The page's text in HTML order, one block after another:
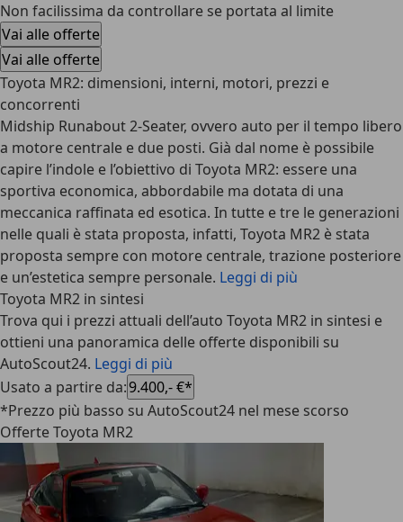
Non facilissima da controllare se portata al limite
Vai alle offerte
Vai alle offerte
Toyota MR2: dimensioni, interni, motori, prezzi e
concorrenti
Midship Runabout 2-Seater, ovvero auto per il tempo libero
a motore centrale e due posti. Già dal nome è possibile
capire l’indole e l’obiettivo di Toyota MR2: essere una
sportiva economica, abbordabile ma dotata di una
meccanica raffinata ed esotica. In tutte e tre le generazioni
nelle quali è stata proposta, infatti, Toyota MR2 è stata
proposta sempre con motore centrale, trazione posteriore
e un’estetica sempre personale. Leggi di più
Toyota MR2 in sintesi
Trova qui i prezzi attuali dell’auto Toyota MR2 in sintesi e
ottieni una panoramica delle offerte disponibili su
AutoScout24. Leggi di più
Usato a partire da:9.400,- €*
*Prezzo più basso su AutoScout24 nel mese scorso
Offerte Toyota MR2